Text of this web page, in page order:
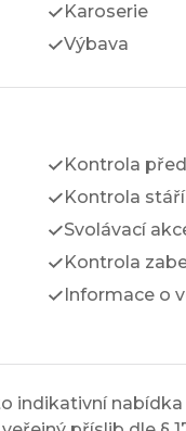
Karoserie
Výbava
Kontrola
Kontrola
Svolávací
Kontrola
Informace o
indikativní